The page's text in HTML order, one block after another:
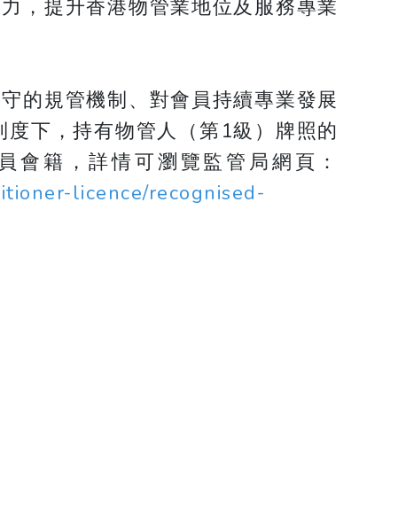
，提升香港物管業地位及服務專業
的規管機制、對會員持續專業發展
下，持有物管人（第1級）牌照的
籍，詳情可瀏覽監管局網頁：
licence/recognised-